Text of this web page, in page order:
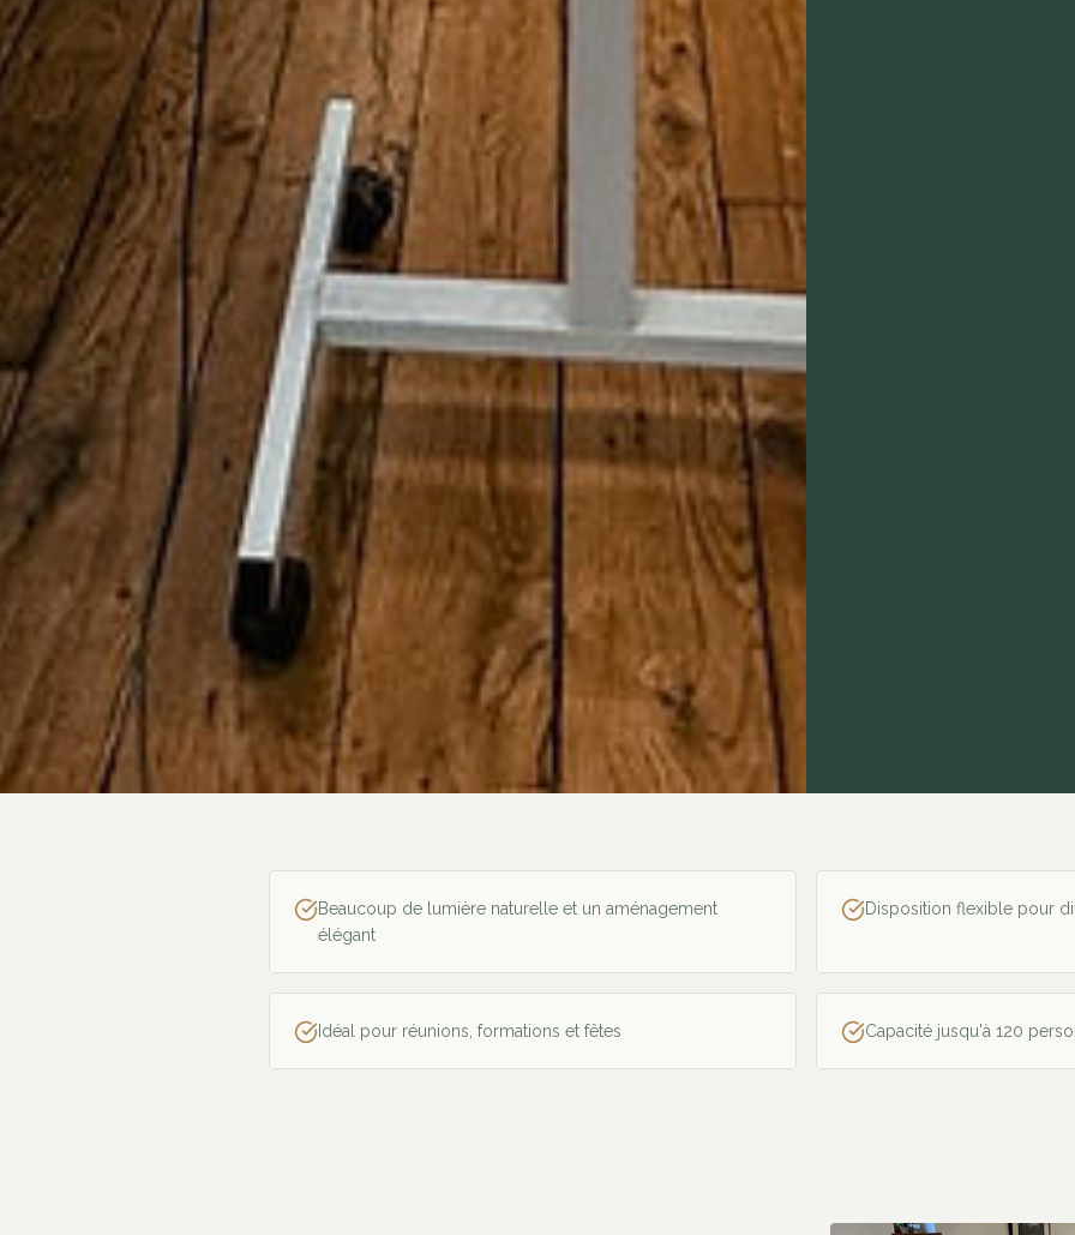
Beaucoup de lumière naturelle et un aménagement
élégant
Disposition flexible pour
Idéal pour réunions, formations et fêtes Capacité jusqu'à 120